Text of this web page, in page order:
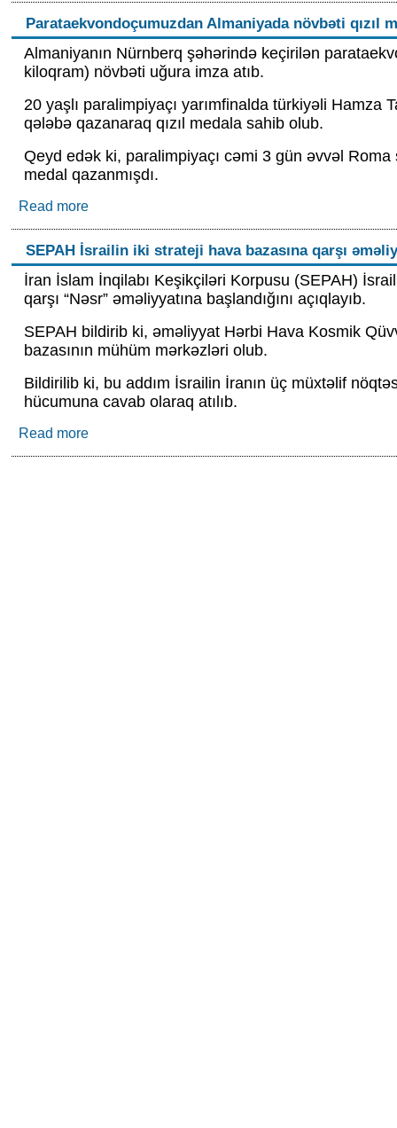
Parataekvondoçumuzdan Almaniyada növbəti qızıl
Almaniyanın Nürnberq şəhərində keçirilən
kiloqram) növbəti uğura imza atıb.
20 yaşlı paralimpiyaçı yarımfinalda türkiyəli Hamza
qələbə qazanaraq qızıl medala sahib olub.
Qeyd edək ki, paralimpiyaçı cəmi 3 gün əvvəl
medal qazanmışdı.
Read moreabout Parataekvondoçumuzdan Almaniyada
SEPAH İsrailin iki strateji hava bazasına qarşı
İran İslam İnqilabı Keşikçiləri Korpusu (SEPAH)
qarşı “Nəsr” əməliyyatına başlandığını açıqlayıb.
SEPAH bildirib ki, əməliyyat Hərbi Hava Kosmik
bazasının mühüm mərkəzləri olub.
Bildirilib ki, bu addım İsrailin İranın üç müxtəlif
hücumuna cavab olaraq atılıb.
Read moreabout SEPAH İsrailin iki strateji hava bazasına